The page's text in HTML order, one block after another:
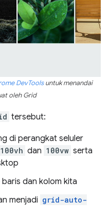
DevToolsuntuk menandai
oleh Grid
tersebut:
di perangkat seluler
100vh dan 100vw serta
dan kolom kita
menjadi grid-auto-